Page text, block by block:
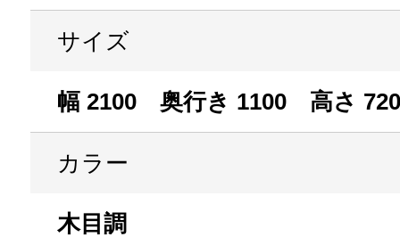
サイズ
幅 2100 奥行き 1100 高さ 720
カラー
木目調